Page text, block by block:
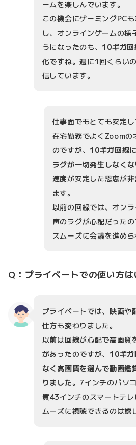
ームを楽しんでいます。
この機会にゲーミングPC
し、オンラインゲームの様
うになったのも、 10ギガ回
化ですね。週に1回くらい
信しています。
仕事面でもとても安定し
在宅勤務でよくZoomの
のですが、 10ギガ回線
ラグが一切発生しなく
速度が安定した恩恵が
ます。
以前の回線では、オン
声のラグが心配だった
スムーズに会議を進めら
Q：プライベートでの使い方は
プライベートでは、映画や
仕方も変わりました。
以前は回線が心配で高画質
があったのですが、 10ギガ
なく高画質を選んで動画鑑
りました。7インチのパソ
質43インチのスマートテ
ムーズに視聴できるのは嬉